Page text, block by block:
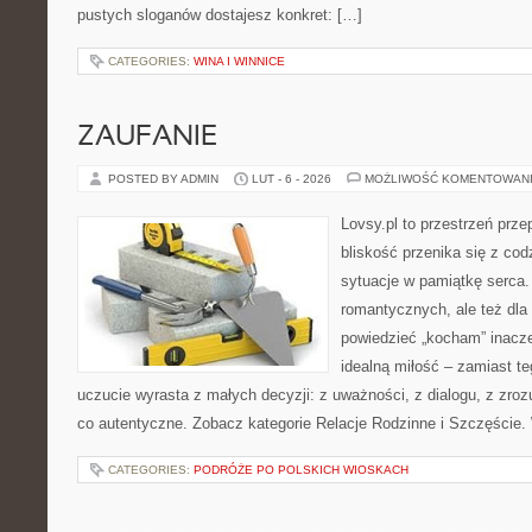
pustych sloganów dostajesz konkret: […]
CATEGORIES: WINA I WINNICE
ZAUFANIE
POSTED BY ADMIN LUT - 6 - 2026 MOŻLIWOŚĆ
Lovsy.pl to przestrzeń
bliskość przenika się z
sytuacje w pamiątkę
romantycznych, ale też
powiedzieć „kocham”
idealną miłość – zamiast
uczucie wyrasta z małych decyzji: z uważności, z dialogu, z
co autentyczne. Zobacz kategorie Relacje Rodzinne i
CATEGORIES: PODRÓŻE PO POLSKICH WIOSKACH